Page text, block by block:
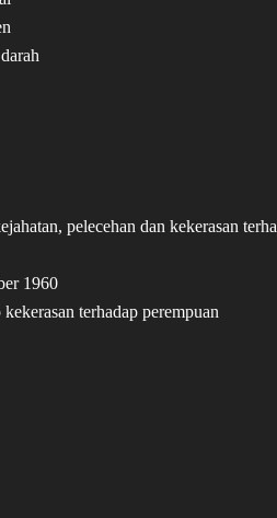
pelecehan dan kekerasan
1960
terhadap perempuan